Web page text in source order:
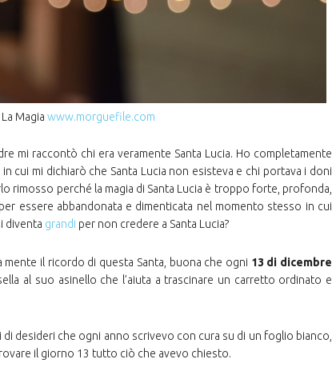
La Magia www.morguefile.com
mi raccontò chi era veramente Santa Lucia. Ho completamente
cui mi dichiarò che Santa Lucia non esisteva e chi portava i doni
rimosso perché la magia di Santa Lucia è troppo forte, profonda,
essere abbandonata e dimenticata nel momento stesso in cui
diventa grandi per non credere a Santa Lucia?
il ricordo di questa Santa, buona che ogni 13 di dicembre
al suo asinello che l’aiuta a trascinare un carretto ordinato e
desideri che ogni anno scrivevo con cura su di un foglio bianco,
il giorno 13 tutto ciò che avevo chiesto.